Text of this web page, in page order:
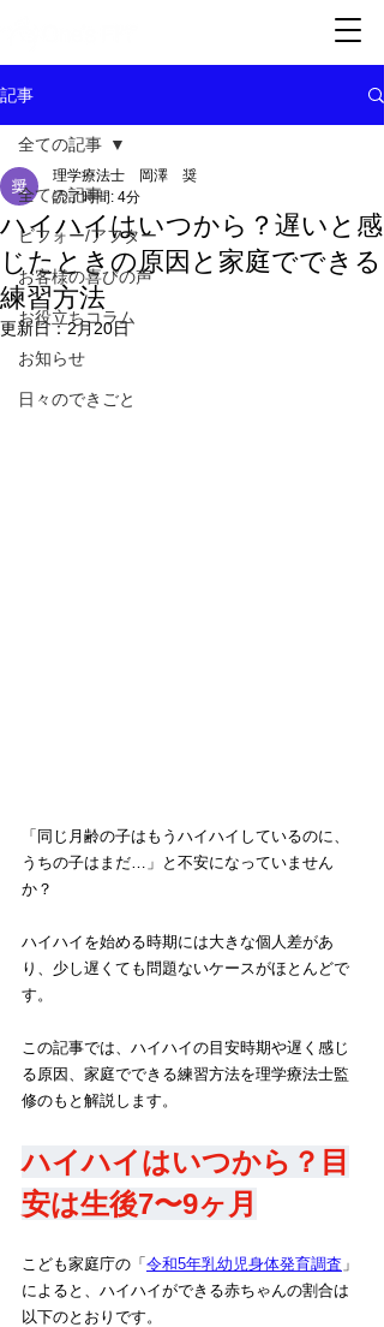
記事
全ての記事
ビフォー/アフター
お客様の喜びの声
お役立ちコラム
お知らせ
日々のできごと
全ての記事
ハイハイはいつから？遅いと感
じたときの原因と家庭でできる
練習方法
理学療法士 岡澤 奨
読了時間: 4分
更新日：2月20日
「同じ月齢の子はもうハイハイしているのに、
うちの子はまだ…」と不安になっていません
か？
ハイハイを始める時期には大きな個人差があ
り、少し遅くても問題ないケースがほとんどで
す。
この記事では、ハイハイの目安時期や遅く感じ
る原因、家庭でできる練習方法を理学療法士監
修のもと解説します。
ハイハイはいつから？目
安は生後7〜9ヶ月
こども家庭庁の「令和5年乳幼児身体発育調査 」
によると、ハイハイができる赤ちゃんの割合は
以下のとおりです。